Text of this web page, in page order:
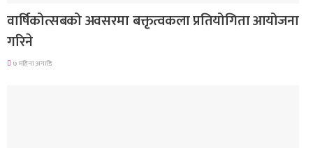
वार्षिकोत्सबको अवसरमा बक्तृत्वकला प्रतियोगिता आयोजना
गरिने
७ महिना अगाडि